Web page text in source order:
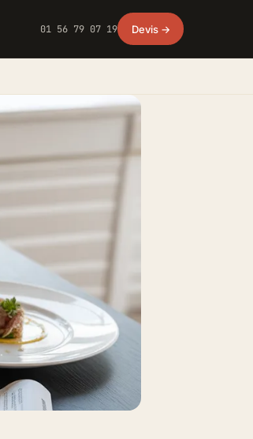
01 56 79 07 19 Devis →